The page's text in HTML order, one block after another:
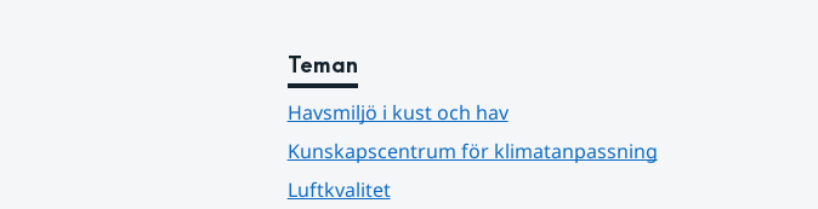
Teman
Havsmiljö i kust och hav
Kunskapscentrum för klimatanpassning
Luftkvalitet